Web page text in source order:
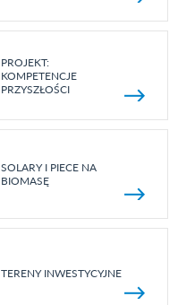
PROJEKT:
KOMPETENCJE
PRZYSZŁOŚCI
SOLARY I PIECE NA
BIOMASĘ
TERENY INWESTYCYJNE